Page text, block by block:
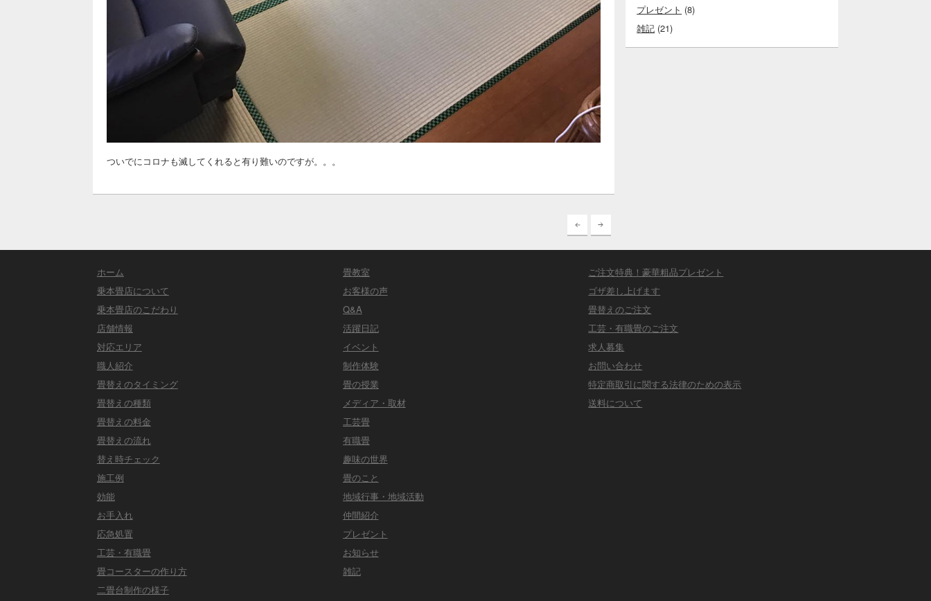
ついでにコロナも滅してくれると有り難いのですが。。。
プレゼント (8)
雑記 (21)
ホーム
乗本畳店について
乗本畳店のこだわり
店舗情報
対応エリア
職人紹介
畳替えのタイミング
畳替えの種類
畳替えの料金
畳替えの流れ
替え時チェック
施工例
効能
お手入れ
応急処置
工芸・有職畳
畳コースターの作り方
二畳台制作の様子
畳教室
お客様の声
Q&A
活躍日記
イベント
制作体験
畳の授業
メディア・取材
工芸畳
有職畳
趣味の世界
畳のこと
地域行事・地域活動
仲間紹介
プレゼント
お知らせ
雑記
ご注文特典！豪華粗品プレゼント
ゴザ差し上げます
畳替えのご注文
工芸・有職畳のご注文
求人募集
お問い合わせ
特定商取引に関する法律のための表示
送料について